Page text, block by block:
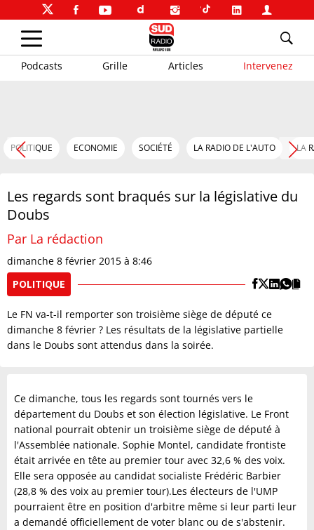
Podcasts Grille Articles Intervenez
POLITIQUE ECONOMIE SOCIÉTÉ LA RADIO DE L'AUTO LA
Les regards sont braqués sur la législative du
Doubs
Par La rédaction
dimanche 8 février 2015 à 8:46
POLITIQUE
Le FN va-t-il remporter son troisième siège de député ce
dimanche 8 février ? Les résultats de la législative partielle
dans le Doubs sont attendus dans la soirée.
Ce dimanche, tous les regards sont tournés vers le
département du Doubs et son élection législative. Le Front
national pourrait obtenir un troisième siège de député à
l'Assemblée nationale. Sophie Montel, candidate frontiste
était arrivée en tête au premier tour avec 32,6 % des voix.
Elle sera opposée au candidat socialiste Frédéric Barbier
(28,8 % des voix au premier tour).Les électeurs de l'UMP
pourraient être en position d'arbitre même si leur parti leur
a demandé officiellement de voter blanc ou de s'abstenir.